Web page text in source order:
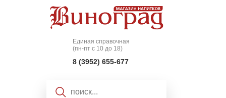
Единая справочная
(пн-пт с 10 до 18)
8 (3952) 655-677